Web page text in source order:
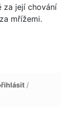
za její chování
mřížemi.
/